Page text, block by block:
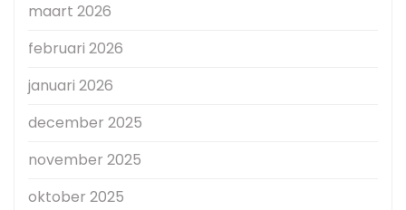
maart 2026
februari 2026
januari 2026
december 2025
november 2025
oktober 2025